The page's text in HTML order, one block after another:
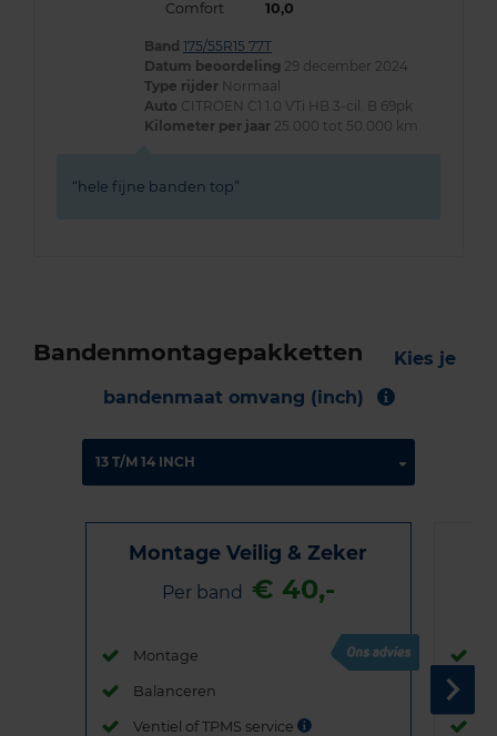
Comfort
10,0
Band 175/55R15 77T
Datum beoordeling 29 december 2024
Type rijder Normaal
Auto CITROEN C1 1.0 VTi HB 3-cil. B 69pk
Kilometer per jaar 25.000 tot 50.000 km
hele fijne banden top
Bandenmontagepakketten
Kies je
bandenmaat omvang (inch)
Montage Veilig & Zeker
Per band € 40,-
Montage
Balanceren
Ventiel of TPMS service